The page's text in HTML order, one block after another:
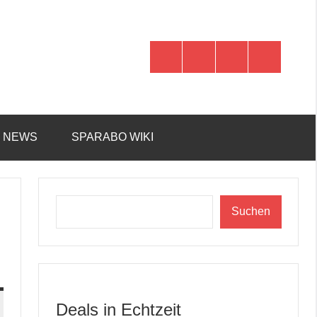
NEWS SPARABO WIKI
Suchen
Deals in Echtzeit